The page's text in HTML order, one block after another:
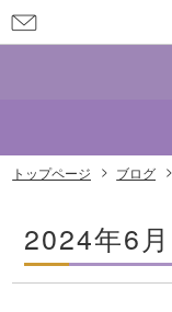
問
せ
トップページ ブログ
2024年6月